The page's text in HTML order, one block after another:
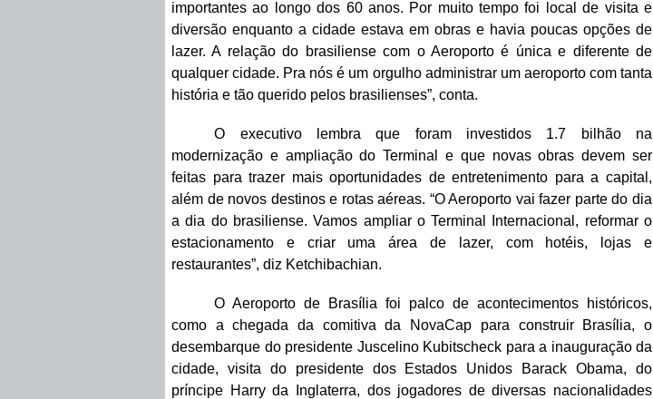
importantes ao longo dos 60 anos. Por muito tempo foi local de visita e
diversão enquanto a cidade estava em obras e havia poucas opções de
lazer. A relação do brasiliense com o Aeroporto é única e diferente de
qualquer cidade. Pra nós é um orgulho administrar um aeroporto com tanta
história e tão querido pelos brasilienses”, conta.
O executivo lembra que foram investidos 1.7 bilhão na
modernização e ampliação do Terminal e que novas obras devem ser
feitas para trazer mais oportunidades de entretenimento para a capital,
além de novos destinos e rotas aéreas. “O Aeroporto vai fazer parte do dia
a dia do brasiliense. Vamos ampliar o Terminal Internacional, reformar o
estacionamento e criar uma área de lazer, com hotéis, lojas e
restaurantes”, diz Ketchibachian.
O Aeroporto de Brasília foi palco de acontecimentos históricos,
como a chegada da comitiva da NovaCap para construir Brasília, o
desembarque do presidente Juscelino Kubitscheck para a inauguração da
cidade, visita do presidente dos Estados Unidos Barack Obama, do
príncipe Harry da Inglaterra, dos jogadores de diversas nacionalidades